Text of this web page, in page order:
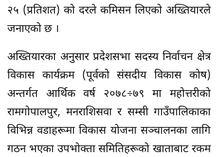
२५ (प्रतिशत) को दरले कमिसन लिएको अख्तियारले
जनाएको छ ।
अख्तियारका अनुसार प्रदेशसभा सदस्य निर्वाचन क्षेत्र
विकास कार्यक्रम (पूर्वको संसदीय विकास कोष)
अन्तर्गत आर्थिक वर्ष २०७८÷७९ मा महोत्तरीको
रामगोपालपुर, मनराशिसवा र सम्सी गाउँपालिकाका
विभिन्न वडाहरूमा विकास योजना सञ्चालनका लागि
गठन भएका उपभोक्ता समितिहरूको खाताबाट रकम